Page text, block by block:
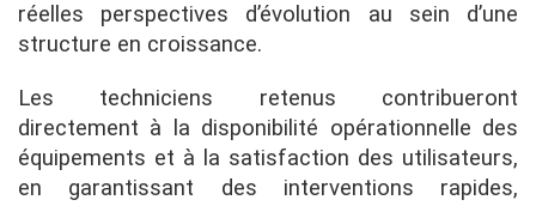
réelles perspectives d’évolution au sein d’une
structure en croissance.
Les techniciens retenus contribueront
directement à la disponibilité opérationnelle des
équipements et à la satisfaction des utilisateurs,
en garantissant des interventions rapides,